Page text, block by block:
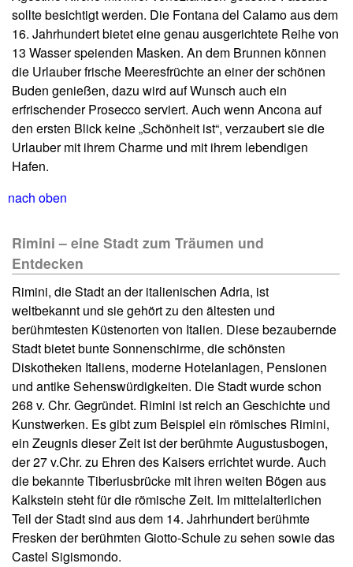
sollte besichtigt werden. Die Fontana del Calamo aus dem
16. Jahrhundert bietet eine genau ausgerichtete Reihe von
13 Wasser speienden Masken. An dem Brunnen können
die Urlauber frische Meeresfrüchte an einer der schönen
Buden genießen, dazu wird auf Wunsch auch ein
erfrischender Prosecco serviert. Auch wenn Ancona auf
den ersten Blick keine „Schönheit ist“, verzaubert sie die
Urlauber mit ihrem Charme und mit ihrem lebendigen
Hafen.
nach oben
Rimini – eine Stadt zum Träumen und
Entdecken
Rimini, die Stadt an der italienischen Adria, ist
weltbekannt und sie gehört zu den ältesten und
berühmtesten Küstenorten von Italien. Diese bezaubernde
Stadt bietet bunte Sonnenschirme, die schönsten
Diskotheken Italiens, moderne Hotelanlagen, Pensionen
und antike Sehenswürdigkeiten. Die Stadt wurde schon
268 v. Chr. Gegründet. Rimini ist reich an Geschichte und
Kunstwerken. Es gibt zum Beispiel ein römisches Rimini,
ein Zeugnis dieser Zeit ist der berühmte Augustusbogen,
der 27 v.Chr. zu Ehren des Kaisers errichtet wurde. Auch
die bekannte Tiberiusbrücke mit ihren weiten Bögen aus
Kalkstein steht für die römische Zeit. Im mittelalterlichen
Teil der Stadt sind aus dem 14. Jahrhundert berühmte
Fresken der berühmten Giotto-Schule zu sehen sowie das
Castel Sigismondo.